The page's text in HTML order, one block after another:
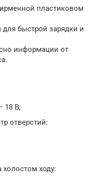
пластиковом
для быстрой зарядки и
информации от
18 В;
отверстий:
ходу: